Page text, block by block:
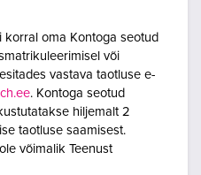
korral oma Kontoga seotud
või
vastava taotluse e-
. Kontoga seotud
hiljemalt 2
taotluse saamisest.
võimalik Teenust